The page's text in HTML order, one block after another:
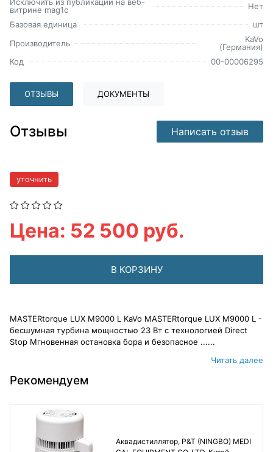
витрине mag1c
Нет
Базовая единица
шт
Производитель
KaVo
(Германия)
Код
00-00006295
ОТЗЫВЫ ДОКУМЕНТЫ
Отзывы Написать отзыв
уточнить
Цена: 52 500 руб.
В КОРЗИНУ
MASTERtorque LUX M9000 L KaVo MASTERtorque LUX M9000 L -
бесшумная турбина мощностью 23 Вт с технологией Direct
Stop Мгновенная остановка бора и безопасное ......
Читать далее
Рекомендуем
Аквадистиллятор, P&T (NINGBO) MEDI